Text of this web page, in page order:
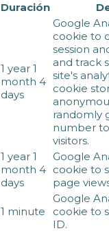
Duración
1 year 1
month 4
days
Google
cookie to
session
and track
site's
cookie
randomly
number
visitors.
1 year 1
month 4
days
Google
cookie to
page
1 minute
Google
cookie to
ID.